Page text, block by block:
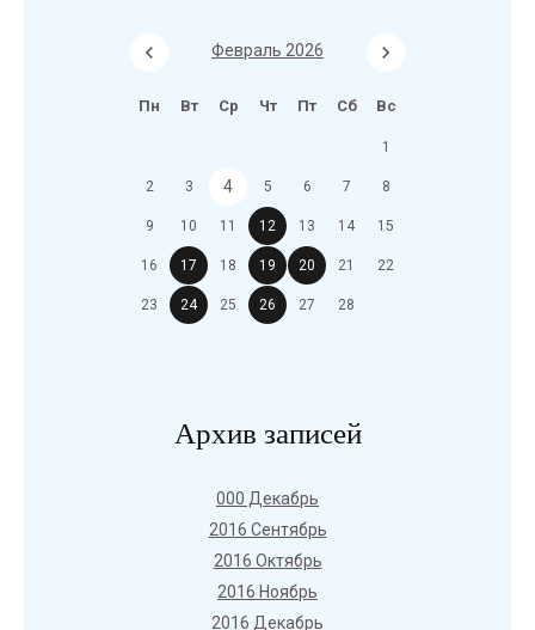
Февраль 2026
Пн Вт Ср Чт Пт Сб Вс
1
2 3 4 5 6 7 8
9 10 11 12 13 14 15
16 17 18 19 20 21 22
23 24 25 26 27 28
Архив записей
000 Декабрь
2016 Сентябрь
2016 Октябрь
2016 Ноябрь
2016 Декабрь